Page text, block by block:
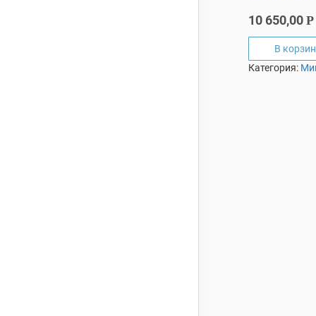
10 650,00Р
В
Категория: